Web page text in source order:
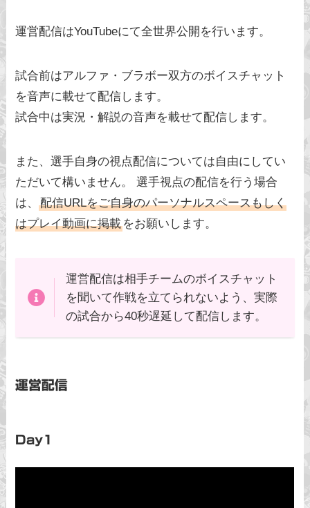
運営配信はYouTubeにて全世界公開を行います。
試合前はアルファ・ブラボー双方のボイスチャット
を音声に載せて配信します。
試合中は実況・解説の音声を載せて配信します。
また、選手自身の視点配信については自由にしてい
ただいて構いません。 選手視点の配信を行う場合
は、配信URLをご自身のパーソナルスペースもしく
はプレイ動画に掲載をお願いします。
運営配信は相手チームのボイスチャット
を聞いて作戦を立てられないよう、実際
の試合から40秒遅延して配信します。
運営配信
Day1